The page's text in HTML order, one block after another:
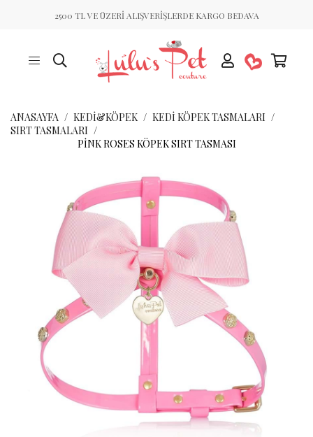
2500 TL VE ÜZERİ ALIŞVERİŞLERDE KARGO BEDAVA
ANASAYFA KEDİ&KÖPEK
KEDI KÖPEK TASMALARI
SIRT TASMALARI
PINK ROSES KÖPEK SIRT TASMASI